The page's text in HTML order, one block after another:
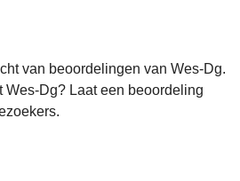
van beoordelingen van Wes-Dg.
Wes-Dg? Laat een beoordeling